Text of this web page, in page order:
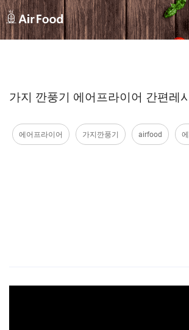
가지 깐풍기 에어프라이어 간편레
에어프라이어 가지깐풍기 airfood